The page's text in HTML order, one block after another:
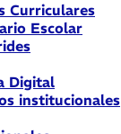
Curriculares
Escolar
Digital
institucionales